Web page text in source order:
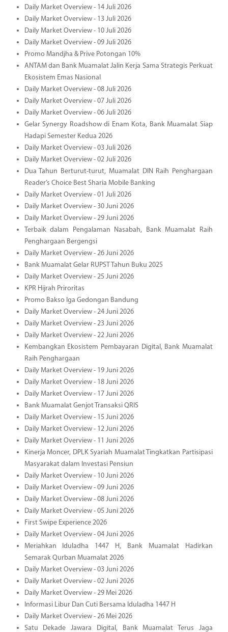
Daily Market Overview - 14 Juli 2026
Daily Market Overview - 13 Juli 2026
Daily Market Overview - 10 Juli 2026
Daily Market Overview - 09 Juli 2026
Promo Mandjha & Prive Potongan 10%
ANTAM dan Bank Muamalat Jalin Kerja Sama Strategis Perkuat
Ekosistem Emas Nasional
Daily Market Overview - 08 Juli 2026
Daily Market Overview - 07 Juli 2026
Daily Market Overview - 06 Juli 2026
Gelar Synergy Roadshow di Enam Kota, Bank Muamalat Siap
Hadapi Semester Kedua 2026
Daily Market Overview - 03 Juli 2026
Daily Market Overview - 02 Juli 2026
Dua Tahun Berturut-turut, Muamalat DIN Raih Penghargaan
Reader’s Choice Best Sharia Mobile Banking
Daily Market Overview - 01 Juli 2026
Daily Market Overview - 30 Juni 2026
Daily Market Overview - 29 Juni 2026
Terbaik dalam Pengalaman Nasabah, Bank Muamalat Raih
Penghargaan Bergengsi
Daily Market Overview - 26 Juni 2026
Bank Muamalat Gelar RUPST Tahun Buku 2025
Daily Market Overview - 25 Juni 2026
KPR Hijrah Priroritas
Promo Bakso Iga Gedongan Bandung
Daily Market Overview - 24 Juni 2026
Daily Market Overview - 23 Juni 2026
Daily Market Overview - 22 Juni 2026
Kembangkan Ekosistem Pembayaran Digital, Bank Muamalat
Raih Penghargaan
Daily Market Overview - 19 Juni 2026
Daily Market Overview - 18 Juni 2026
Daily Market Overview - 17 Juni 2026
Bank Muamalat Genjot Transaksi QRIS
Daily Market Overview - 15 Juni 2026
Daily Market Overview - 12 Juni 2026
Daily Market Overview - 11 Juni 2026
Kinerja Moncer, DPLK Syariah Muamalat Tingkatkan Partisipasi
Masyarakat dalam Investasi Pensiun
Daily Market Overview - 10 Juni 2026
Daily Market Overview - 09 Juni 2026
Daily Market Overview - 08 Juni 2026
Daily Market Overview - 05 Juni 2026
First Swipe Experience 2026
Daily Market Overview - 04 Juni 2026
Meriahkan Iduladha 1447 H, Bank Muamalat Hadirkan
Semarak Qurban Muamalat 2026
Daily Market Overview - 03 Juni 2026
Daily Market Overview - 02 Juni 2026
Daily Market Overview - 29 Mei 2026
Informasi Libur Dan Cuti Bersama Iduladha 1447 H
Daily Market Overview - 26 Mei 2026
Satu Dekade Jawara Digital, Bank Muamalat Terus Jaga